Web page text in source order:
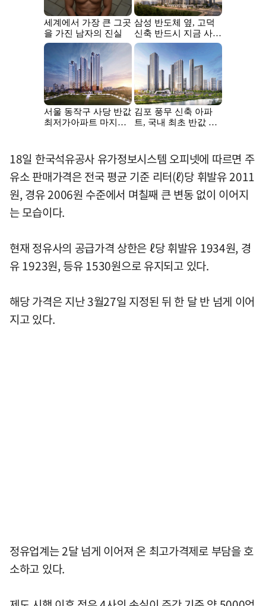
18일 한국석유공사 유가정보시스템 오피넷에 따르면 주
유소 판매가격은 전국 평균 기준 리터(ℓ)당 휘발유 2011
원, 경유 2006원 수준에서 며칠째 큰 변동 없이 이어지
는 모습이다.
현재 정유사의 공급가격 상한은 ℓ당 휘발유 1934원, 경
유 1923원, 등유 1530원으로 유지되고 있다.
해당 가격은 지난 3월27일 지정된 뒤 한 달 반 넘게 이어
지고 있다.
정유업계는 2달 넘게 이어져 온 최고가격제로 부담을 호
소하고 있다.